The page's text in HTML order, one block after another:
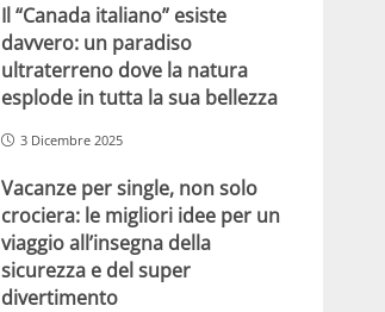
Il “Canada italiano” esiste
davvero: un paradiso
ultraterreno dove la natura
esplode in tutta la sua bellezza
3 Dicembre 2025
Vacanze per single, non solo
crociera: le migliori idee per un
viaggio all’insegna della
sicurezza e del super
divertimento